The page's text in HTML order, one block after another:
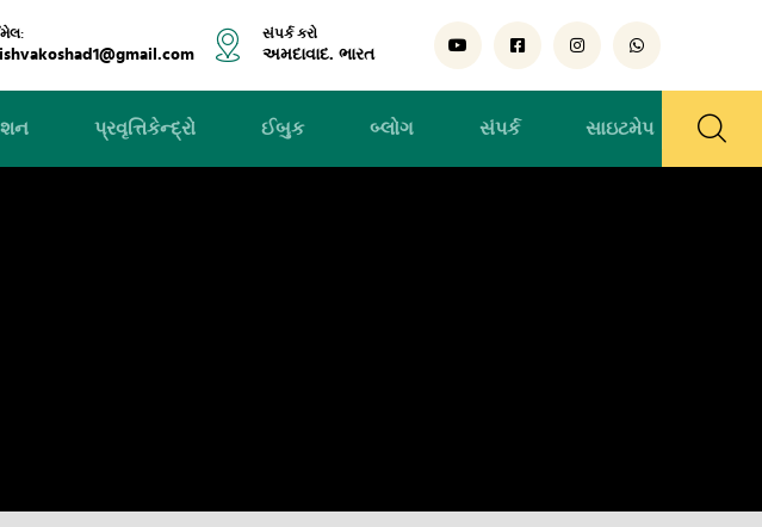
સંપર્ક કરો
અમદાવાદ. ભારત
પ્રવૃત્તિકેન્દ્રો ઈબુક બ્લોગ સંપર્ક સાઇટમેપ